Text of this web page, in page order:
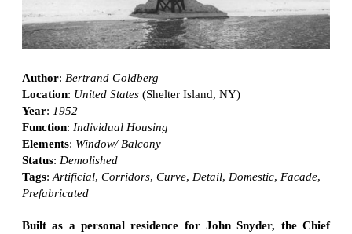
Author: Bertrand Goldberg
Location: United States (Shelter Island, NY)
Year: 1952
Function: Individual Housing
Elements: Window/ Balcony
Status: Demolished
Tags: Artificial, Corridors, Curve, Detail, Domestic, Facade,
Prefabricated
Built as a personal residence for John Snyder, the Chief